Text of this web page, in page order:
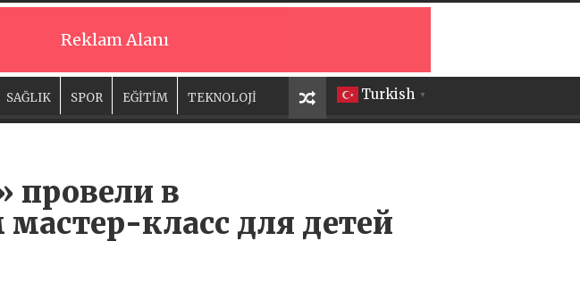
Reklam Alanı
Turkish ▼
SAĞLIK SPOR EĞİTİM TEKNOLOJİ
провели в
класс для детей